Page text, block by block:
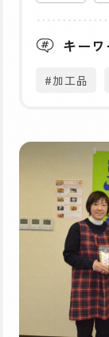
キー
#加工品